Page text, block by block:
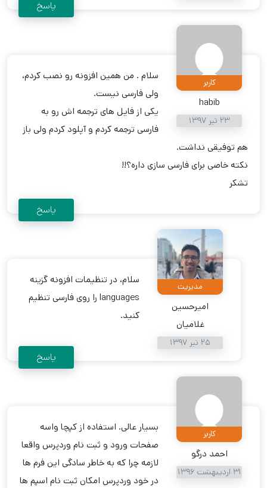
پاسخ
کاربر
habib
23 تیر 1397
سلام . من همین افزونه رو نصب کردم،
ولی فارسی نیست.
یکی از فایل های ترجمه اش رو به
فارسی ترجمه کردم و آپلود کردم ولی باز
هم توفیقی نداشت.
نکته خاصی برای فارسی سازی داره؟!!
تشکر
پاسخ
مدیریت
امیرحسین
غلامیان
25 تیر 1397
سلام، در تنظیمات افزونه گزینه
languages را روی فارسی تنظیم
کنید.
پاسخ
کاربر
احمد درگو
31 اردیبهشت 1396
بسیار عالی. استفاده از کپچا واسه
صفحات ورود و ثبت نام وردپرس واقعا
لازمه چرا که به خاطر سادگی این فرم ها
در خود وردپرس امکان ثبت نام اسپم ها